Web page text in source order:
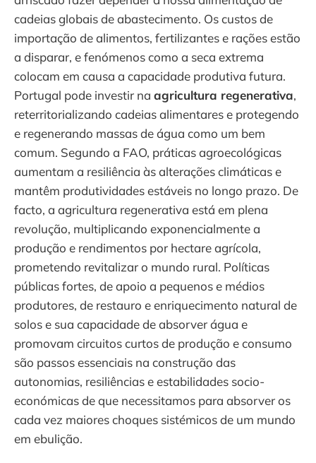
cadeias globais de abastecimento. Os custos de
importação de alimentos, fertilizantes e rações estão
a disparar, e fenómenos como a seca extrema
colocam em causa a capacidade produtiva futura.
Portugal pode investir na agricultura regenerativa,
reterritorializando cadeias alimentares e protegendo
e regenerando massas de água como um bem
comum. Segundo a FAO, práticas agroecológicas
aumentam a resiliência às alterações climáticas e
mantêm produtividades estáveis no longo prazo. De
facto, a agricultura regenerativa está em plena
revolução, multiplicando exponencialmente a
produção e rendimentos por hectare agrícola,
prometendo revitalizar o mundo rural. Políticas
públicas fortes, de apoio a pequenos e médios
produtores, de restauro e enriquecimento natural de
solos e sua capacidade de absorver água e
promovam circuitos curtos de produção e consumo
são passos essenciais na construção das
autonomias, resiliências e estabilidades socio-
económicas de que necessitamos para absorver os
cada vez maiores choques sistémicos de um mundo
em ebulição.